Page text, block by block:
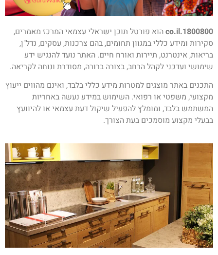
1800800.co.il
הוא פורטל תוכן ישראלי עצמאי המרכז מאמרים,
סקירות ומידע כללי במגוון תחומים, בהם צרכנות, עסקים, נדל"ן,
בריאות, אינטרנט, תיירות ואורח חיים. האתר נועד להנגיש ידע
שימושי ועדכני לקהל הרחב, בצורה ברורה, מסודרת ונוחה לקריאה.
התכנים באתר מוצגים למטרות מידע כללי בלבד, ואינם מהווים ייעוץ
מקצועי, משפטי או רפואי. השימוש במידע נעשה באחריות
המשתמש בלבד, ומומלץ להפעיל שיקול דעת עצמאי או להיוועץ
בבעלי מקצוע מוסמכים בעת הצורך.